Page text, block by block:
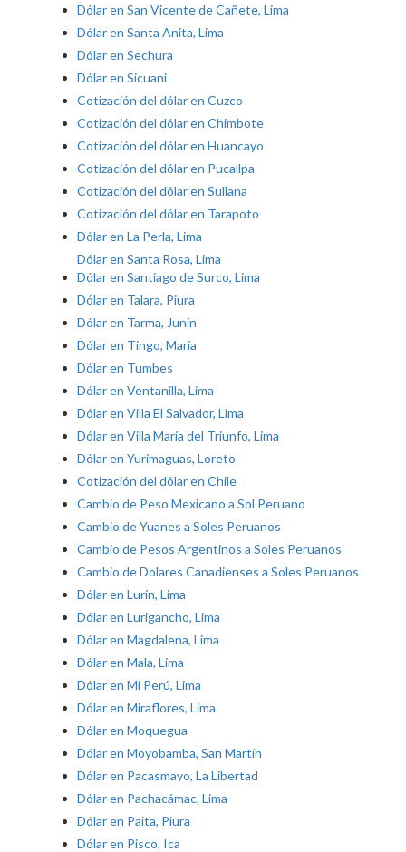
Dólar en San Vicente de Cañete, Lima
Dólar en Santa Anita, Lima
Dólar en Sechura
Dólar en Sicuani
Cotización del dólar en Cuzco
Cotización del dólar en Chimbote
Cotización del dólar en Huancayo
Cotización del dólar en Pucallpa
Cotización del dólar en Sullana
Cotización del dólar en Tarapoto
Dólar en La Perla, Lima
Dólar en Santa Rosa, Lima
Dólar en Santiago de Surco, Lima
Dólar en Talara, Piura
Dólar en Tarma, Junín
Dólar en Tingo, María
Dólar en Tumbes
Dólar en Ventanilla, Lima
Dólar en Villa El Salvador, Lima
Dólar en Villa María del Triunfo, Lima
Dólar en Yurimaguas, Loreto
Cotización del dólar en Chile
Cambio de Peso Mexicano a Sol Peruano
Cambio de Yuanes a Soles Peruanos
Cambio de Pesos Argentinos a Soles Peruanos
Cambio de Dolares Canadienses a Soles Peruanos
Dólar en Lurín, Lima
Dólar en Lurigancho, Lima
Dólar en Magdalena, Lima
Dólar en Mala, Lima
Dólar en Mi Perú, Lima
Dólar en Miraflores, Lima
Dólar en Moquegua
Dólar en Moyobamba, San Martín
Dólar en Pacasmayo, La Libertad
Dólar en Pachacámac, Lima
Dólar en Paita, Piura
Dólar en Pisco, Ica